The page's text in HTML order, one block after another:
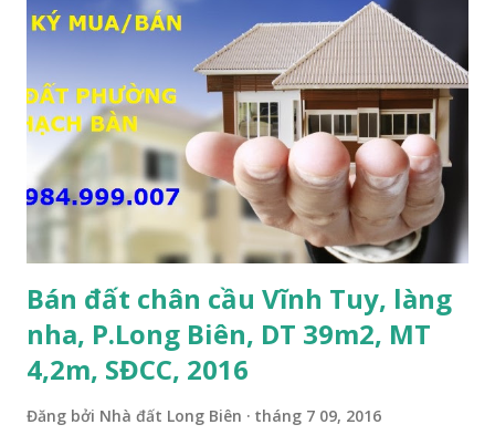
THÔNG TIN TIỆN ÍCH XUNG QUANH MẢNH ĐẤT LÀM
KHO XƯỞNG TẠI PHỐ TƯ ĐÌNH CẦN BÁN: • Đất nằm trên
mặt ngõ phố Tư Đình, ngõ trước nhà rộng 8m, ngõ thông, ô
tô tránh nhau; • Cách mặt đường Cổ Linh khoảng 200m; •
Cách dự án Eco Smart City Cổ Linh khoảng 250m; • Gần dự
án khu biệt thự dự án Minh Tâm Tư Đình • Cách chân cầu
Vĩnh Tuy và siêu thị Aeon Mall Long Biên khoảng 500m; •
Khu vực đông đúc dân cư, thuận tiện đi lại và sinh hoạt; ...
Bán đất chân cầu Vĩnh Tuy, làng
nha, P.Long Biên, DT 39m2, MT
4,2m, SĐCC, 2016
Đăng bởi Nhà đất Long Biên tháng 7 09, 2016